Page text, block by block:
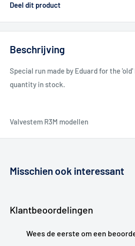
Deel dit product
Beschrijving
Special run made by Eduard for the
quantity in stock.
Valvestem R3M modellen
Misschien ook interessant
Klantbeoordelingen
Wees de eerste om een